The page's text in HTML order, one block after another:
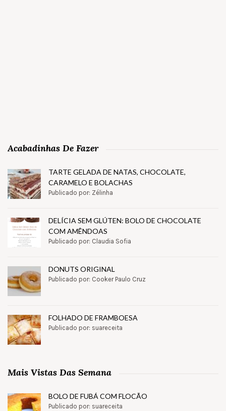
Acabadinhas De Fazer
TARTE GELADA DE NATAS, CHOCOLATE,
CARAMELO E BOLACHAS
Publicado por: Zélinha
DELÍCIA SEM GLÚTEN: BOLO DE CHOCOLATE
COM AMÊNDOAS
Publicado por: Claudia Sofia
DONUTS ORIGINAL
Publicado por: Cooker Paulo Cruz
FOLHADO DE FRAMBOESA
Publicado por: suareceita
Mais Vistas Das Semana
BOLO DE FUBÁ COM FLOCÃO
Publicado por: suareceita